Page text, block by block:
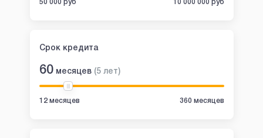
50 000 руб 10 000 000 руб
Срок кредита
60 месяцев (5 лет)
12 месяцев 360 месяцев